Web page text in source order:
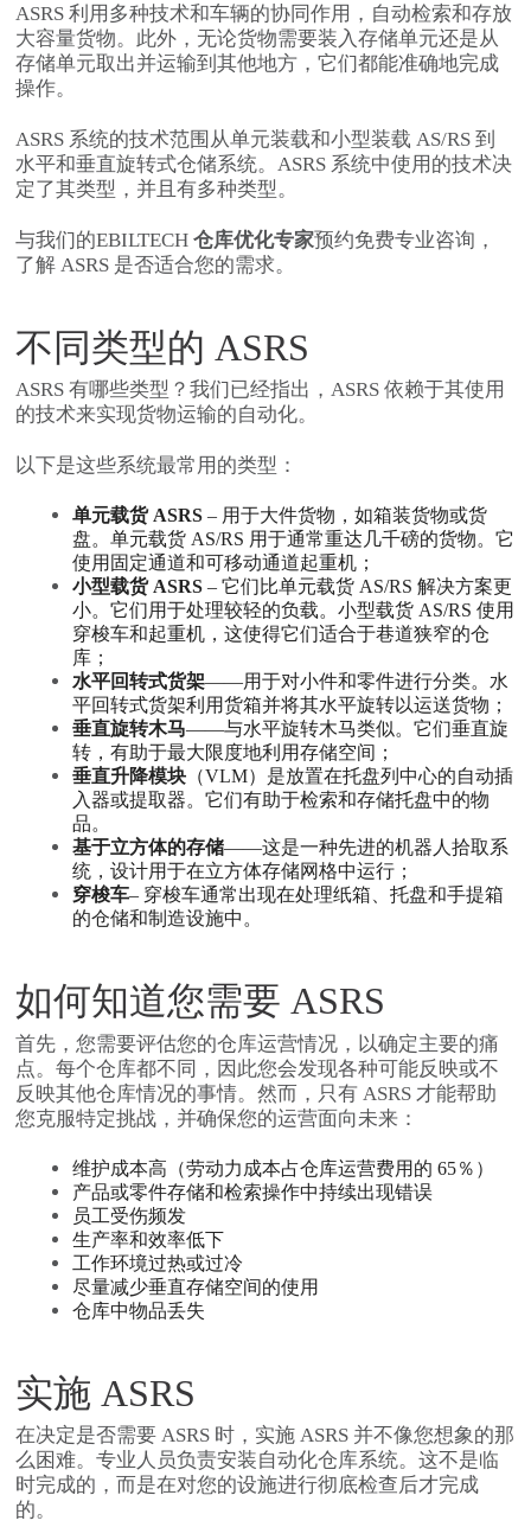
ASRS 利用多种技术和车辆的协同作用，自动检索和存放
大容量货物。此外，无论货物需要装入存储单元还是从
存储单元取出并运输到其他地方，它们都能准确地完成
操作。
ASRS 系统的技术范围从单元装载和小型装载 AS/RS 到
水平和垂直旋转式仓储系统。ASRS 系统中使用的技术决
定了其类型，并且有多种类型。
与我们的EBILTECH 仓库优化专家预约免费专业咨询 ，
了解 ASRS 是否适合您的需求。
不同类型的 ASRS
ASRS 有哪些类型？我们已经指出，ASRS 依赖于其使用
的技术来实现货物运输的自动化。
以下是这些系统最常用的类型：
单元载货 ASRS – 用于大件货物，如箱装货物或货
盘。单元载货 AS/RS 用于通常重达几千磅的货物。它
使用固定通道和可移动通道起重机；
小型载货 ASRS – 它们比单元载货 AS/RS 解决方案更
小。它们用于处理较轻的负载。小型载货 AS/RS 使用
穿梭车和起重机，这使得它们适合于巷道狭窄的仓
库；
水平回转式货架——用于对小件和零件进行分类。水
平回转式货架利用货箱并将其水平旋转以运送货物；
垂直旋转木马——与水平旋转木马类似。它们垂直旋
转，有助于最大限度地利用存储空间；
垂直升降模块 （VLM）是放置在托盘列中心的自动插
入器或提取器。它们有助于检索和存储托盘中的物
品。
基于立方体的存储——这是一种先进的机器人拾取系
统，设计用于在立方体存储网格中运行；
穿梭车– 穿梭车通常出现在处理纸箱、托盘和手提箱
的仓储和制造设施中。
如何知道您需要 ASRS
首先，您需要评估您的仓库运营情况，以确定主要的痛
点。每个仓库都不同，因此您会发现各种可能反映或不
反映其他仓库情况的事情。然而，只有 ASRS 才能帮助
您克服特定挑战，并确保您的运营面向未来：
维护成本高（劳动力成本占仓库运营费用的 65％ ）
产品或零件存储和检索操作中持续出现错误
员工受伤频发
生产率和效率低下
工作环境过热或过冷
尽量减少垂直存储空间的使用
仓库中物品丢失
实施 ASRS
在决定是否需要 ASRS 时，实施 ASRS 并不像您想象的那
么困难。专业人员负责安装自动化仓库系统。这不是临
时完成的，而是在对您的设施进行彻底检查后才完成
的。